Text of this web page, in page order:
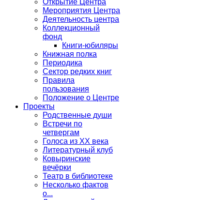
Мероприятия Центра
Деятельность центра
Коллекционный
фонд
Книги-юбиляры
Книжная полка
Периодика
Сектор редких книг
Правила
пользования
Положение о Центре
Проекты
Родственные души
Встречи по
четвергам
Голоса из ХХ века
Литературный клуб
Ковыринские
вечёрки
Театр в библиотеке
Несколько фактов
о...